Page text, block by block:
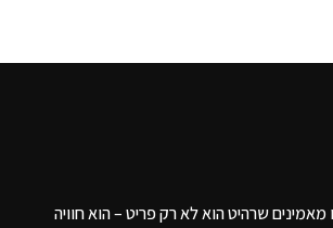
מאמינים שרהיט הוא לא רק פריט – הוא חוויה